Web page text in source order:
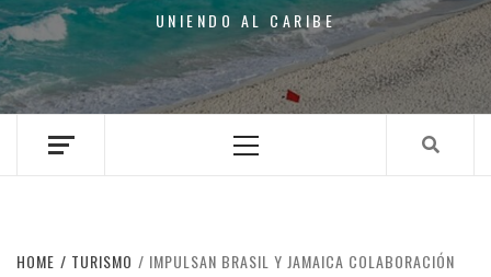
UNIENDO AL CARIBE
Menu
HOME TURISMO
IMPULSAN BRASIL Y JAMAICA COLABORACIÓN